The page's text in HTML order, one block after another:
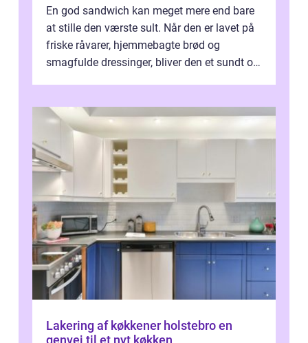
En god sandwich kan meget mere end bare
at stille den værste sult. Når den er lavet på
friske råvarer, hjemmebagte brød og
smagfulde dressinger, bliver den et sundt og
Lakering af køkkener holstebro en
genvej til et nyt køkken